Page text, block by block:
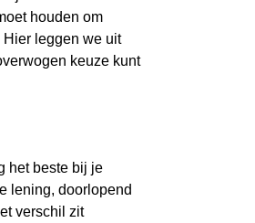
houden om
Hier leggen we uit
keuze kunt
het beste bij je
lening, doorlopend
verschil zit